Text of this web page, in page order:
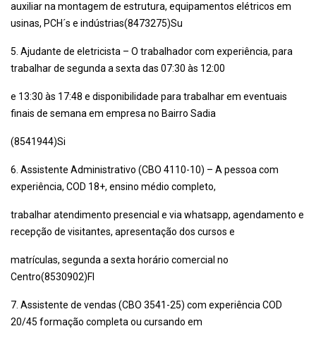
auxiliar na montagem de estrutura, equipamentos elétricos em
usinas, PCH´s e indústrias(8473275)Su
5. Ajudante de eletricista – O trabalhador com experiência, para
trabalhar de segunda a sexta das 07:30 às 12:00
e 13:30 às 17:48 e disponibilidade para trabalhar em eventuais
finais de semana em empresa no Bairro Sadia
(8541944)Si
6. Assistente Administrativo (CBO 4110-10) – A pessoa com
experiência, COD 18+, ensino médio completo,
trabalhar atendimento presencial e via whatsapp, agendamento e
recepção de visitantes, apresentação dos cursos e
matrículas, segunda a sexta horário comercial no
Centro(8530902)Fl
7. Assistente de vendas (CBO 3541-25) com experiência COD
20/45 formação completa ou cursando em